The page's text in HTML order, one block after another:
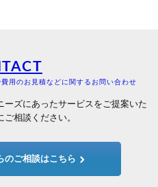
用のお見積などに関するお問い合わせ
ーズにあったサービスをご提案いた
相談ください。
のご相談はこちら